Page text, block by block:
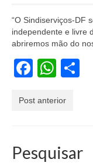
“O Sindiserviços-DF
independente e livre
abriremos mão do
Post anterior
Pesquisar